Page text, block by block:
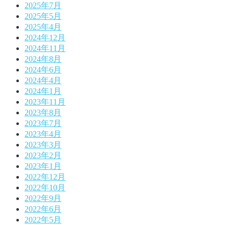
2025年7月
2025年5月
2025年4月
2024年12月
2024年11月
2024年8月
2024年6月
2024年4月
2024年1月
2023年11月
2023年8月
2023年7月
2023年4月
2023年3月
2023年2月
2023年1月
2022年12月
2022年10月
2022年9月
2022年6月
2022年5月